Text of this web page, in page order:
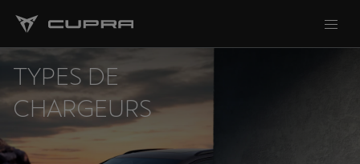
TYPES DE
CHARGEURS